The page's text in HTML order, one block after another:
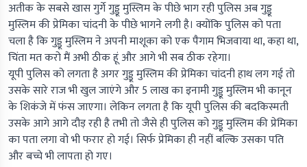
अतीक के सबसे खास गुर्गे गुड्डू मुस्लिम के पीछे भाग रही पुलिस अब गुड्डू
मुस्लिम की प्रेमिका चांदनी के पीछे भागने लगी है। क्योंकि पुलिस को पता
चला है कि गुड्डू मुस्लिम ने अपनी माशूका को एक पैगाम भिजवाया था, कहा था,
चिंता मत करो मैं अभी ठीक हूं और आगे भी सब ठीक रहेगा।
यूपी पुलिस को लगता है अगर गुड्डू मुस्लिम की प्रेमिका चांदनी हाथ लग गई तो
उसके सारे राज भी खुल जाएंगे और 5 लाख का इनामी गुड्डू मुस्लिम भी कानून
के शिकंजे में फंस जाएगा। लेकिन लगता है कि यूपी पुलिस की बदकिस्मती
उसके आगे आगे दौड़ रही है तभी तो जैसे ही पुलिस को गुड्डू मुस्लिम की प्रेमिका
का पता लगा वो भी फरार हो गई। सिर्फ प्रेमिका ही नहीं बल्कि उसका पति
और बच्चे भी लापता हो गए।